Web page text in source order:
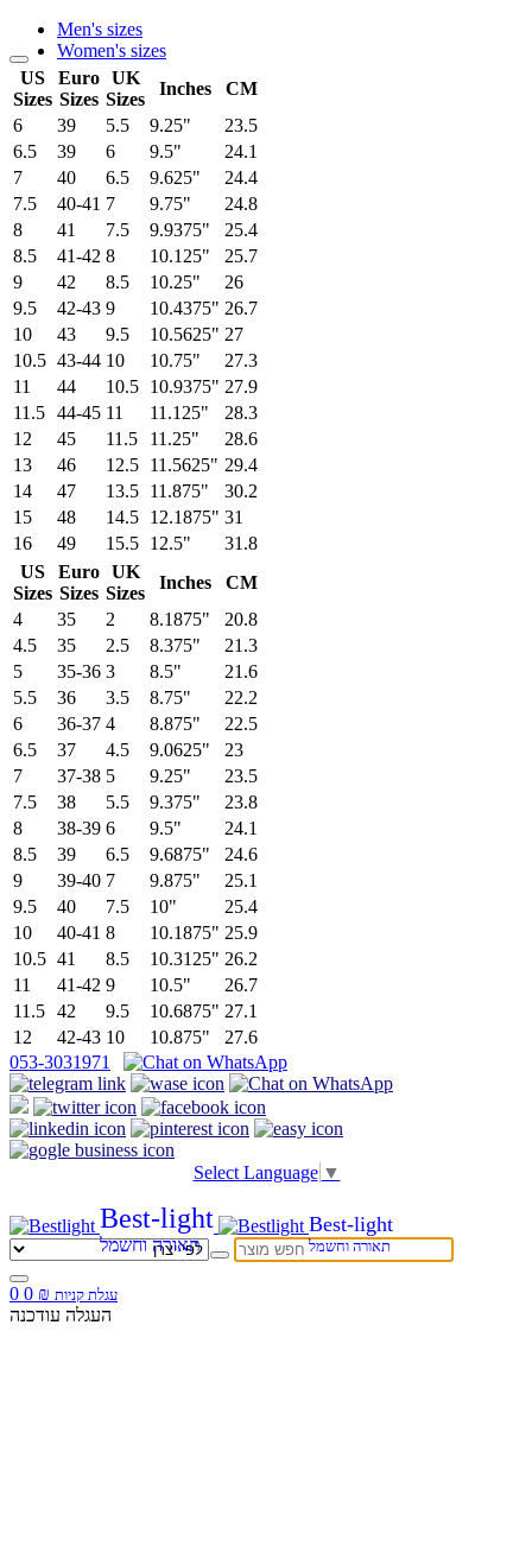
Men's sizes
Women's sizes
US
Sizes
Euro
Sizes
UK
Sizes
Inches
CM
6
39 5.5 9.25"
23.5
6.5
39 6 9.5"
24.1
7
40 6.5 9.625"
24.4
7.5
40-41 7 9.75"
24.8
8
41 7.5 9.9375"
25.4
8.5
41-42 8 10.125"
25.7
9
42 8.5 10.25"
26
9.5
42-43 9 10.4375" 26.7
10
43 9.5 10.5625" 27
10.5 43-44 10 10.75"
27.3
11
44 10.5 10.9375" 27.9
11.5 44-45 11 11.125"
28.3
12
45 11.5 11.25"
28.6
13
46 12.5 11.5625" 29.4
14
47 13.5 11.875"
30.2
15
48 14.5 12.1875" 31
16
49 15.5 12.5"
31.8
US
Sizes
Euro
Sizes
UK
Sizes
Inches
CM
4
35 2 8.1875"
20.8
4.5
35 2.5 8.375"
21.3
5
35-36 3 8.5"
21.6
5.5
36 3.5 8.75"
22.2
6
36-37 4 8.875"
22.5
6.5
37 4.5 9.0625"
23
7
37-38 5 9.25"
23.5
7.5
38 5.5 9.375"
23.8
8
38-39 6 9.5"
24.1
8.5
39 6.5 9.6875"
24.6
9
39-40 7 9.875"
25.1
9.5
40 7.5 10"
25.4
10
40-41 8 10.1875" 25.9
10.5 41 8.5 10.3125" 26.2
11
41-42 9 10.5"
26.7
11.5 42 9.5 10.6875" 27.1
12
42-43 10 10.875"
27.6
053-3031971
Select Language ▼
Best-light
תאורה וחשמל
Best-light
תאורה וחשמל
0 עגלת קניות ₪
0
העגלה עודכנה